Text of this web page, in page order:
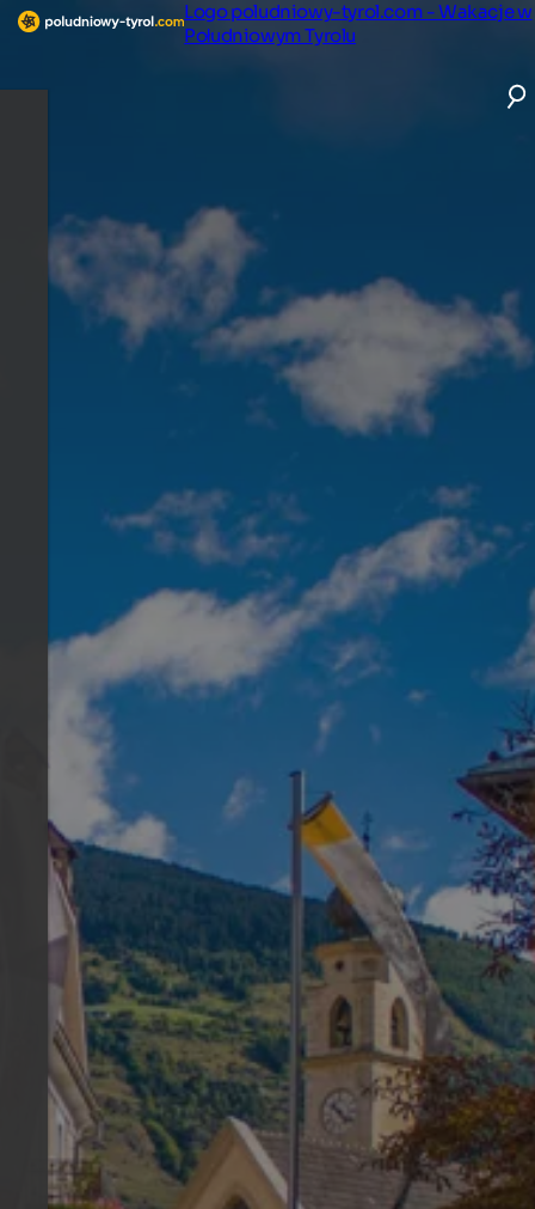
Logo poludniowy-tyrol.com - Wakacje w
Południowym Tyrolu